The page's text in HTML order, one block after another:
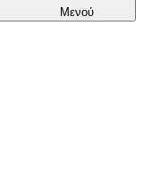
Μενού